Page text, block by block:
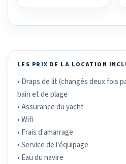
LES PRIX DE LA LOCATION
• Draps de lit (changés deux fois
bain et de plage
• Assurance du yacht
• Wifi
• Frais d'amarrage
• Service de l'équipage
• Eau du navire